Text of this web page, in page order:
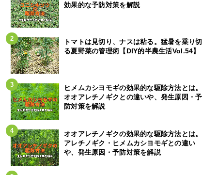
効果的な予防対策を解説
トマトは見切り、ナスは粘る。猛暑を乗り切
る夏野菜の管理術【DIY的半農生活Vol.54】
ヒメムカシヨモギの効果的な駆除方法とは。
オオアレチノギクとの違いや、発生原因・予
防対策を解説
オオアレチノギクの効果的な駆除方法とは。
アレチノギク・ヒメムカシヨモギとの違い
や、発生原因・予防対策を解説